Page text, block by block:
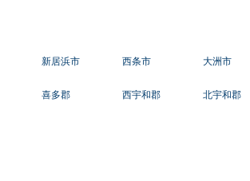
新居浜市 西条市 大洲市
喜多郡 西宇和郡 北宇和郡